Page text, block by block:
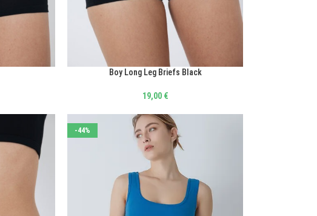
Boy Long Leg Briefs Black
19,00 €
-44%